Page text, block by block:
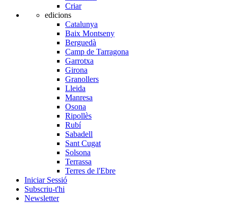
Criar
edicions
Catalunya
Baix Montseny
Berguedà
Camp de Tarragona
Garrotxa
Girona
Granollers
Lleida
Manresa
Osona
Ripollès
Rubí
Sabadell
Sant Cugat
Solsona
Terrassa
Terres de l'Ebre
Iniciar Sessió
Subscriu-t'hi
Newsletter